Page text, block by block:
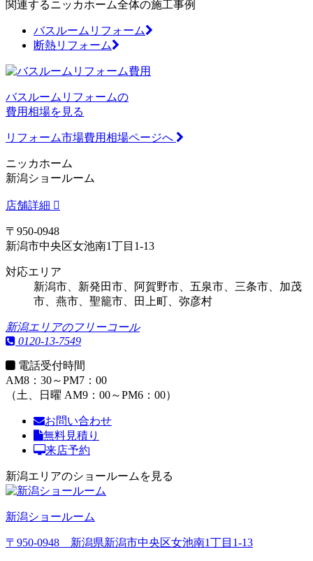
関連するニッカホーム全体の施工事例
バスルームリフォーム
断熱リフォーム
バスルームリフォームの
費用相場を見る
リフォーム市場費用相場ページへ
ニッカホーム
新潟ショールーム
店舗詳細
〒950-0948
新潟市中央区女池南1丁目1-13
対応エリア
新潟市、新発田市、阿賀野市、五泉市、三条市、加茂
市、燕市、聖籠市、田上町、弥彦村
新潟エリアのフリーコール
0120-13-7549
電話受付時間
AM8：30～PM7：00
（土、日曜 AM9：00～PM6：00）
お問い合わせ
無料見積り
来店予約
新潟エリアのショールームを見る
新潟ショールーム
〒950-0948 新潟県新潟市中央区女池南1丁目1-13